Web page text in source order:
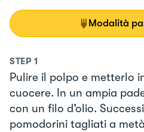
Modalità
STEP 1
Pulire il polpo e metterlo
cuocere. In un ampia
con un filo d’olio.
pomodorini tagliati a